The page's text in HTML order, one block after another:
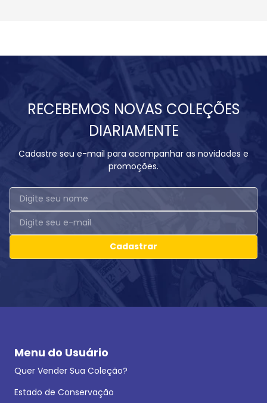
RECEBEMOS NOVAS COLEÇÕES
DIARIAMENTE
Cadastre seu e-mail para acompanhar as novidades e
promoções.
Cadastrar
Menu do Usuário
Quer Vender Sua Coleção?
Estado de Conservação